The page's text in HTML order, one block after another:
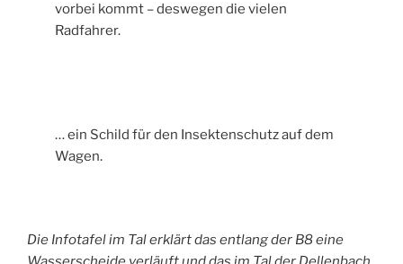
vorbei kommt – deswegen die vielen
Radfahrer.
… ein Schild für den Insektenschutz auf dem
Wagen.
Die Infotafel im Tal erklärt das entlang der B8 eine